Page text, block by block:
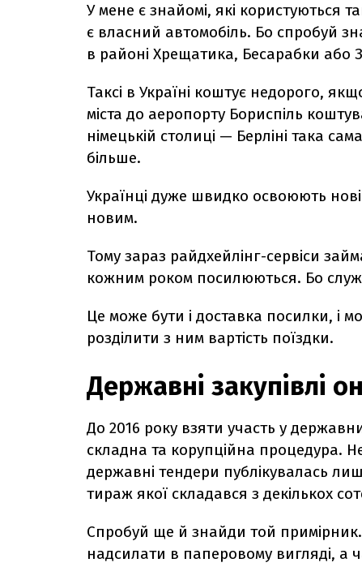
У мене є знайомі, які користуються
є власний автомобіль. Бо спробуй
в районі Хрещатика, Бесарабки або
Таксі в Україні коштує недорого,
міста до аеропорту Бориспіль
німецькій столиці — Берліні така
більше.
Українці дуже швидко освоюють
новим.
Тому зараз райдхейлінг-сервіси
кожним роком посилюються. Бо
Це може бути і доставка посилки, і
розділити з ним вартість поїздки.
Державні закупівлі
До 2016 року взяти участь у
складна та корупційна процедура.
державні тендери публікувалась
тираж якої складався з декількох
Спробуй ще й знайди той примірник.
надсилати в паперовому вигляді, а